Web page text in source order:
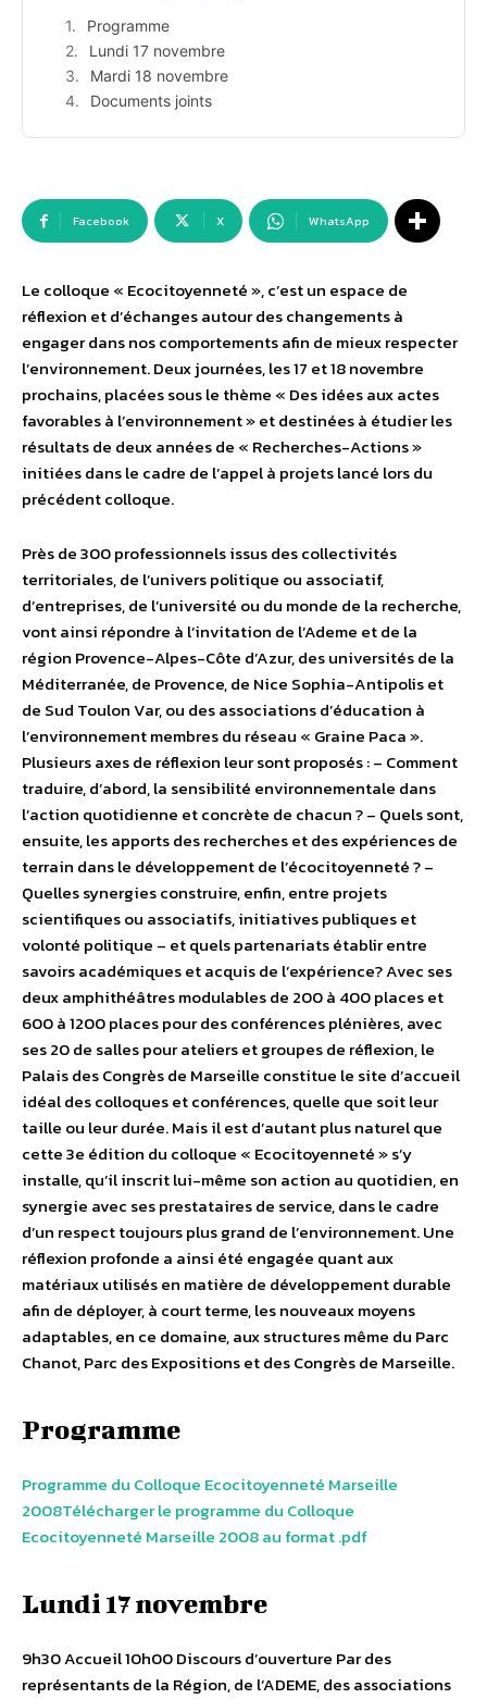
Programme
Lundi 17 novembre
Mardi 18 novembre
Documents joints
Facebook X WhatsApp
Le colloque « Ecocitoyenneté », c’est un espace de
réflexion et d’échanges autour des changements à
engager dans nos comportements afin de mieux respecter
l’environnement. Deux journées, les 17 et 18 novembre
prochains, placées sous le thème « Des idées aux actes
favorables à l’environnement » et destinées à étudier les
résultats de deux années de « Recherches-Actions »
initiées dans le cadre de l’appel à projets lancé lors du
précédent colloque.
Près de 300 professionnels issus des collectivités
territoriales, de l’univers politique ou associatif,
d’entreprises, de l’université ou du monde de la recherche,
vont ainsi répondre à l’invitation de l’Ademe et de la
région Provence-Alpes-Côte d’Azur, des universités de la
Méditerranée, de Provence, de Nice Sophia-Antipolis et
de Sud Toulon Var, ou des associations d’éducation à
l’environnement membres du réseau « Graine Paca ».
Plusieurs axes de réflexion leur sont proposés : – Comment
traduire, d’abord, la sensibilité environnementale dans
l’action quotidienne et concrète de chacun ? – Quels sont,
ensuite, les apports des recherches et des expériences de
terrain dans le développement de l’écocitoyenneté ? –
Quelles synergies construire, enfin, entre projets
scientifiques ou associatifs, initiatives publiques et
volonté politique – et quels partenariats établir entre
savoirs académiques et acquis de l’expérience? Avec ses
deux amphithéâtres modulables de 200 à 400 places et
600 à 1200 places pour des conférences plénières, avec
ses 20 de salles pour ateliers et groupes de réflexion, le
Palais des Congrès de Marseille constitue le site d’accueil
idéal des colloques et conférences, quelle que soit leur
taille ou leur durée. Mais il est d’autant plus naturel que
cette 3e édition du colloque « Ecocitoyenneté » s’y
installe, qu’il inscrit lui-même son action au quotidien, en
synergie avec ses prestataires de service, dans le cadre
d’un respect toujours plus grand de l’environnement. Une
réflexion profonde a ainsi été engagée quant aux
matériaux utilisés en matière de développement durable
afin de déployer, à court terme, les nouveaux moyens
adaptables, en ce domaine, aux structures même du Parc
Chanot, Parc des Expositions et des Congrès de Marseille.
Programme
Programme du Colloque Ecocitoyenneté Marseille
2008Télécharger le programme du Colloque
Ecocitoyenneté Marseille 2008 au format .pdf
Lundi 17 novembre
9h30 Accueil 10h00 Discours d’ouverture Par des
représentants de la Région, de l’ADEME, des associations